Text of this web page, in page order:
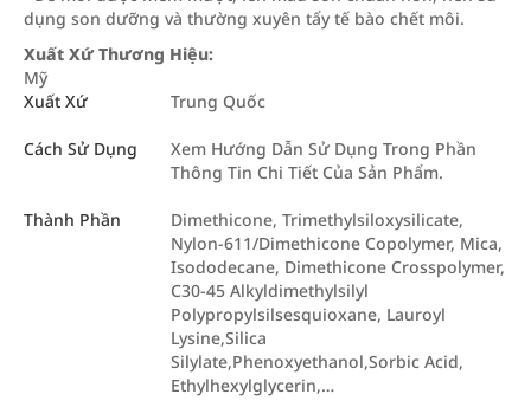
dụng son dưỡng và thường xuyên tẩy tế bào chết môi.
Xuất Xứ Thương Hiệu:
Mỹ
Xuất Xứ
Trung Quốc
Cách Sử Dụng
Xem Hướng Dẫn Sử Dụng Trong Phần
Thông Tin Chi Tiết Của Sản Phẩm.
Thành Phần
Dimethicone, Trimethylsiloxysilicate,
Nylon-611/Dimethicone Copolymer, Mica,
Isododecane, Dimethicone Crosspolymer,
C30-45 Alkyldimethylsilyl
Polypropylsilsesquioxane, Lauroyl
Lysine,Silica
Silylate,Phenoxyethanol,Sorbic Acid,
Ethylhexylglycerin,…